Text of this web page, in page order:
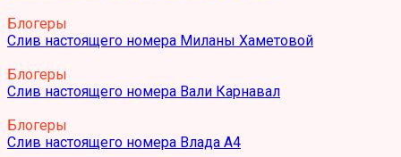
Блогеры
Слив настоящего номера Миланы Хаметовой
Блогеры
Слив настоящего номера Вали Карнавал
Блогеры
Слив настоящего номера Влада А4